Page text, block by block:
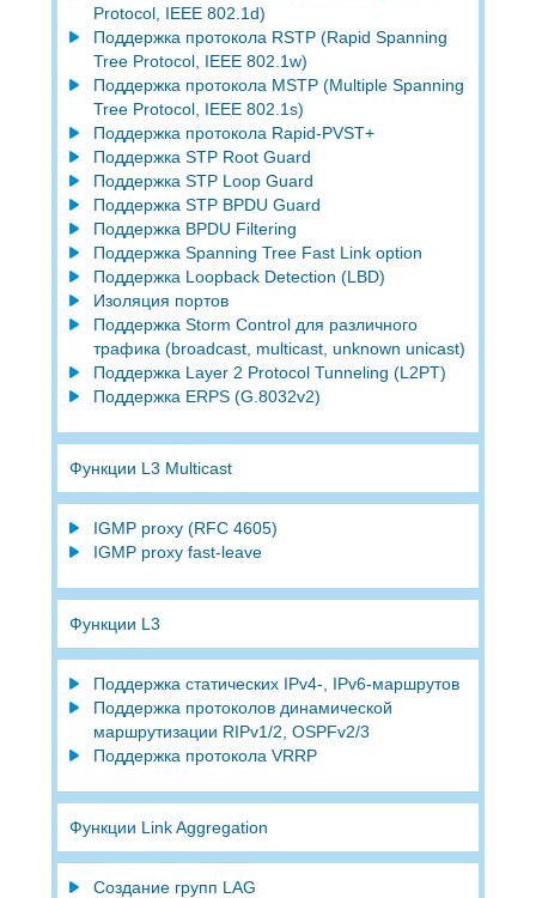
Protocol, IEEE 802.1d)
Поддержка протокола RSTP (Rapid Spanning
Tree Protocol, IEEE 802.1w)
Поддержка протокола MSTP (Multiple Spanning
Tree Protocol, IEEE 802.1s)
Поддержка протокола Rapid-PVST+
Поддержка STP Root Guard
Поддержка STP Loop Guard
Поддержка STP BPDU Guard
Поддержка BPDU Filtering
Поддержка Spanning Tree Fast Link option
Поддержка Loopback Detection (LBD)
Изоляция портов
Поддержка Storm Control для различного
трафика (broadcast, multicast, unknown unicast)
Поддержка Layer 2 Protocol Tunneling (L2PT)
Поддержка ERPS (G.8032v2)
Функции L3 Multicast
IGMP proxy (RFC 4605)
IGMP proxy fast-leave
Функции L3
Поддержка статических IPv4-, IPv6-маршрутов
Поддержка протоколов динамической
маршрутизации RIPv1/2, OSPFv2/3
Поддержка протокола VRRP
Функции Link Aggregation
Создание групп LAG